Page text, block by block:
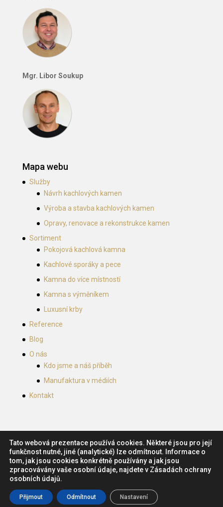
Mgr. Libor Soukup
Mapa webu
Služby
Návrh kachlových kamen
Výroba a stavba kachlových kamen
Opravy, renovace a rekonstrukce kamen
Sortiment
Pokojová kachlová kamna
Kachlové sporáky a pece
Kamna do více místností
Kamna s výměníkem
Luxusní krby
Reference
Blog
O nás
Kdo jsme a náš příběh
Manufaktura v médiích
Kontakt
Návrh a tvorba webu:
Budějovice. Obsah (c) 2018 Zámecká kamnářská
manufaktura, s.r.o.
Tato webová prezentace používá cookies. Některé jsou pro její
funkčnost nutné, jiné (analytické) lze odmítnout. Informace o
tom, jak jsou cookies konkrétně používány a jak jsou
zpracovávány vaše osobní údaje, najdete v Zásadách ochrany
osobních údajů.
Přijmout Odmítnout Nastavení